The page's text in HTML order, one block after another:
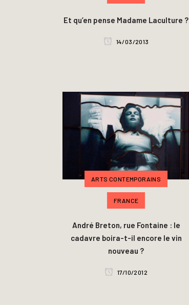
Et qu’en pense Madame Laculture ?
14/03/2013
ARTS CONTEMPORAINS
FRANCE
André Breton, rue Fontaine : le
cadavre boira-t-il encore le vin
nouveau ?
17/10/2012